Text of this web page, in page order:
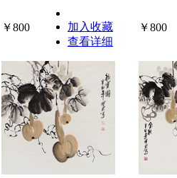
￥800
加入收藏
查看详细
￥800